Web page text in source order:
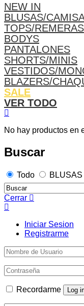
NEW IN
BLUSAS/
TOPS/REMERAS
BODYS
PANTALONES
SHORTS/MINIS
VESTIDOS/
BLAZERS/
SALE
VER TODO
No hay productos en
Buscar
Todo BLUSAS
Cerrar
Iniciar Sesion
Registrarme
Recordarme Log